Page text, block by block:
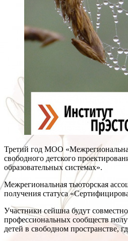
Третий год МОО
свободного детского
образовательных системах».
Межрегиональная тьюторская
получения статуса
Участники сейшна будут
профессиональных сообществ
детей в свободном пространстве,